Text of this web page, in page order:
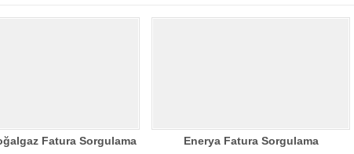
Fatura Sorgulama Enerya Fatura Sorgulama